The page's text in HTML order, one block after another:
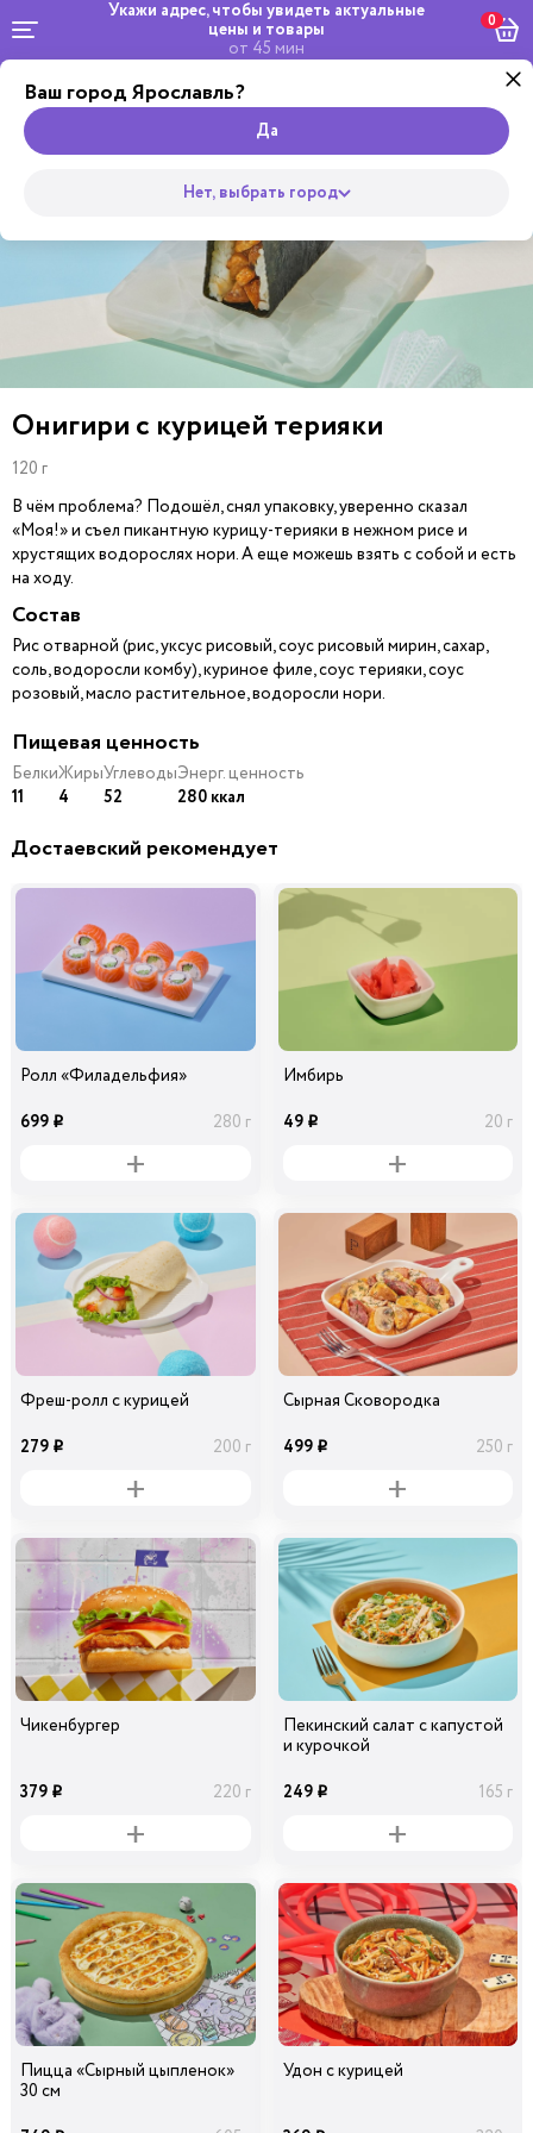
Укажи адрес, чтобы увидеть актуальные
цены и товары
от 45 мин
Ваш город Ярославль?
Да
Нет, выбрать город
0
Роллы
Комбо и
Онигири с курицей терияки
120 г
В чём проблема? Подошёл, снял упаковку, уверенно сказал
«Моя!» и съел пикантную курицу-терияки в нежном рисе и
хрустящих водорослях нори. А еще можешь взять с собой и есть
на ходу.
Состав
Рис отварной (рис, уксус рисовый, соус рисовый мирин, сахар,
соль, водоросли комбу), куриное филе, соус терияки, соус
розовый, масло растительное, водоросли нори.
Пищевая ценность
Белки
11
Жиры
4
Углеводы
52
Энерг. ценность
280 ккал
Достаевский рекомендует
Ролл «Филадельфия»
699 i 280 г
Имбирь
49 i 20 г
Фреш-ролл с курицей
279 i 200 г
Сырная Сковородка
499 i 250 г
Чикенбургер
379 i 220 г
Пекинский салат с капустой
и курочкой
249 i 165 г
Пицца «Сырный цыпленок»
30 см
Удон с курицей